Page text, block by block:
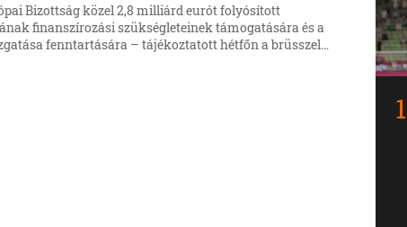
Bizottság közel 2,8 milliárd eurót folyósított
finanszírozási szükségleteinek támogatására és a
fenntartására – tájékoztatott hétfőn a brüsszeli